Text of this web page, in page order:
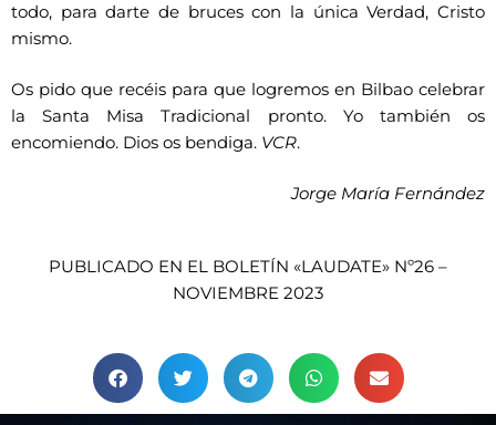
todo, para darte de bruces con la única Verdad, Cristo
mismo.
Os pido que recéis para que logremos en Bilbao celebrar
la Santa Misa Tradicional pronto. Yo también os
encomiendo. Dios os bendiga. VCR.
Jorge María Fernández
PUBLICADO EN EL BOLETÍN «LAUDATE» Nº26 –
NOVIEMBRE 2023